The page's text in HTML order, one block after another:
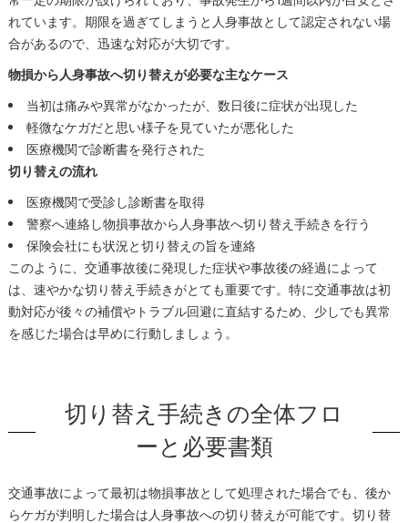
れています。期限を過ぎてしまうと人身事故として認定されない場
合があるので、迅速な対応が大切です。
物損から人身事故へ切り替えが必要な主なケース
当初は痛みや異常がなかったが、数日後に症状が出現した
軽微なケガだと思い様子を見ていたが悪化した
医療機関で診断書を発行された
切り替えの流れ
医療機関で受診し診断書を取得
警察へ連絡し物損事故から人身事故へ切り替え手続きを行う
保険会社にも状況と切り替えの旨を連絡
このように、交通事故後に発現した症状や事故後の経過によって
は、速やかな切り替え手続きがとても重要です。特に交通事故は初
動対応が後々の補償やトラブル回避に直結するため、少しでも異常
を感じた場合は早めに行動しましょう。
切り替え手続きの全体フロ
ーと必要書類
交通事故によって最初は物損事故として処理された場合でも、後か
らケガが判明した場合は人身事故への切り替えが可能です。切り替